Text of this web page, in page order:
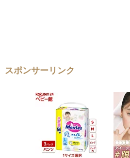
スポンサーリンク